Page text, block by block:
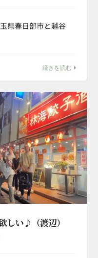
県春日部市と越谷
続きを読む
しい♪（渡辺）